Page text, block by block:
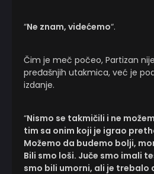
“Ne znam, videćemo“.
Čim je meč počeo, Partizan
pređašnjih utakmica, već je
izdanje.
“Nismo se takmičili i ne
tim sa onim koji je igrao
Možemo da budemo bolji,
Bili smo loši. Juče smo imali
smo bili umorni, ali je trebalo